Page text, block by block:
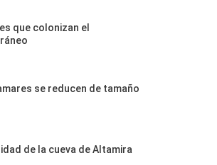
que colonizan el
se reducen de tamaño
de la cueva de Altamira